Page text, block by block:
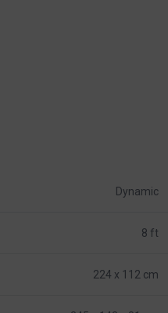
Dynamic
8 ft
224 x 112 cm